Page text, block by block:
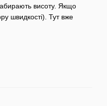
висоту. Якщо
швидкості). Тут вже